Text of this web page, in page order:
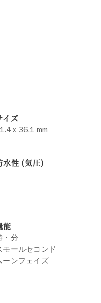
イズ
x 36.1 mm
水性 (気圧)
能
・分
モールセコンド
ーンフェイズ